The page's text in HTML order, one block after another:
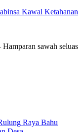
Kawal Ketahanan
sawah seluas